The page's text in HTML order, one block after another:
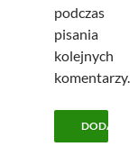
podczas
pisania
kolejnych
komentarzy.